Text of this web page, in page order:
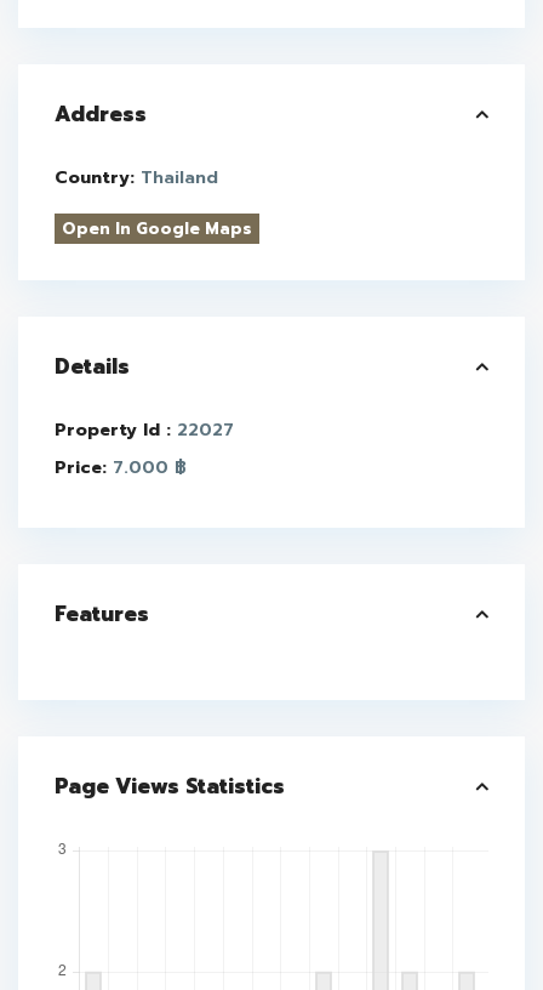
Address
Country: Thailand
Open In Google Maps
Details
Property Id : 22027
Price: 7.000 ฿
Features
Page Views Statistics